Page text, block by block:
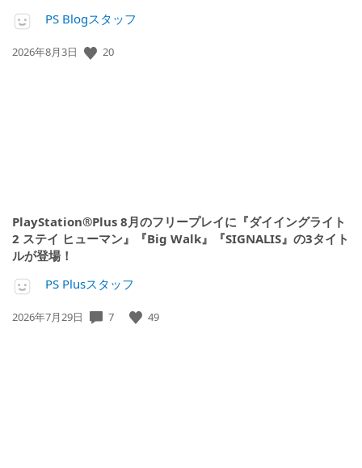
PS Blogスタッフ
公
2026年8月3日 20
PlayStation®Plus 8月のフリープレイに『ダイイングライト
2 ステイ ヒューマン』『Big Walk』『SIGNALIS』の3タイト
ルが登場！
PS Plusスタッフ
公
2026年7月29日 7 49